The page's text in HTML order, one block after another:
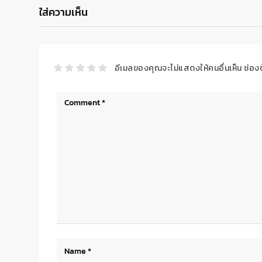
ใส่ความเห็น
อีเมลของคุณจะไม่แสดงให้คนอื่นเห็น ช่อง